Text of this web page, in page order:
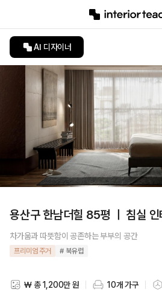
AI 디자이너
용산구 한남더힐 85평 ㅣ 침실 인
차가움과 따뜻함이 공존하는 부부의 공간
프리미엄 주거 # 북유럽
스타일링 비용
₩ 총 1,200만 원 스타일링 가구 개수
10개 가구 스